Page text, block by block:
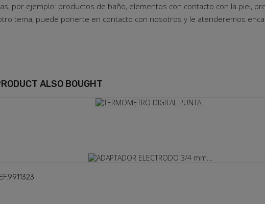
por ejemplo: productos de baño, elementos con contacto con la piel,
tema, puede ponerte en contacto con nosotros y le atenderemos
ALSO BOUGHT